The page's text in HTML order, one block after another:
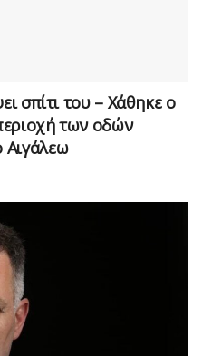
σπίτι του – Χάθηκε ο
των οδών